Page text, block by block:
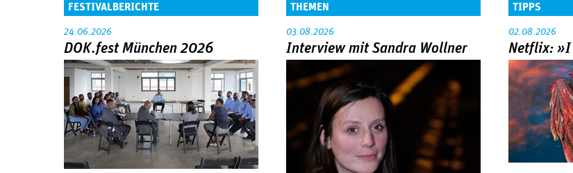
FESTIVALBERICHTE
24.06.2026
DOK.fest München 2026
THEMEN
03.08.2026
Interview mit Sandra Wollner
TIPPS
02.08.2026
Netflix: »I